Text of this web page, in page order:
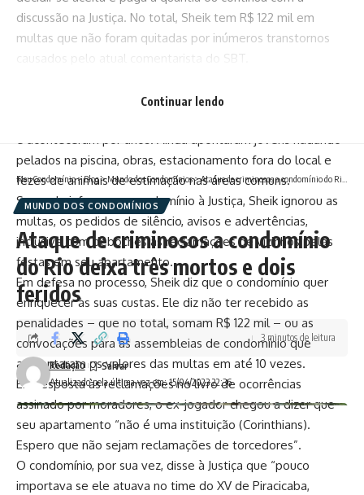
discussão na Justiça. No total, Sheik tem R$ 122 mil em
multas que não foram quitadas por inúmeros transtornos
causados pelo atual comentarista do SBT.
dividem apartamentos próximos à unidade do ex-atleta
e aconteceram por anos. Ainda apontaram jovens nadando
pelados na piscina, obras, estacionamento fora do local e
fezes de animais de estimação nas áreas comuns.
Segundo informou o condomínio à Justiça, Sheik ignorou as
multas, os pedidos de silêncio, avisos e advertências,
inclusive com deboches às reclamações de vizinhos pelas
festas em seu apartamento.
Em defesa no processo, Sheik diz que o condomínio quer
enriquecer às suas custas. Ele diz não ter recebido as
penalidades – que no total, somam R$ 122 mil – ou as
convocações para as assembleias de condomínio que
aumentaram os valores das multas em até 10 vezes.
Em resposta às reclamações no livro de ocorrências
assinado por moradores, o ex-jogador chegou a dizer que
seu apartamento “não é uma instituição (Corinthians).
Espero que não sejam reclamações de torcedores”.
O condomínio, por sua vez, disse à Justiça que “pouco
importava se ele atuava no time do XV de Piracicaba,
Continuar lendo
Meu Condomínio>Blog>Mundo dos Condomínios>Ataque de criminosos a condomínio do Rio deixa três mortos e dois feridos
MUNDO DOS CONDOMÍNIOS
Ataque de criminosos a condomínio
do Rio deixa três mortos e dois
feridos
Atualizado pela última vez em: 15/04/2023 22:36
Redação
3 minutos de leitura